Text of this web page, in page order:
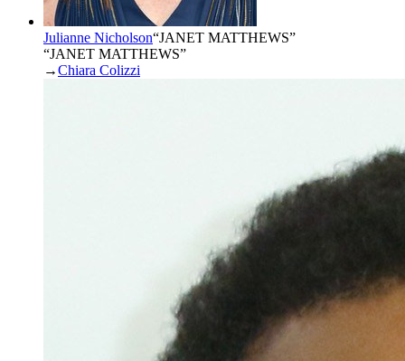
Julianne Nicholson“JANET MATTHEWS”
“JANET MATTHEWS”
→Chiara Colizzi